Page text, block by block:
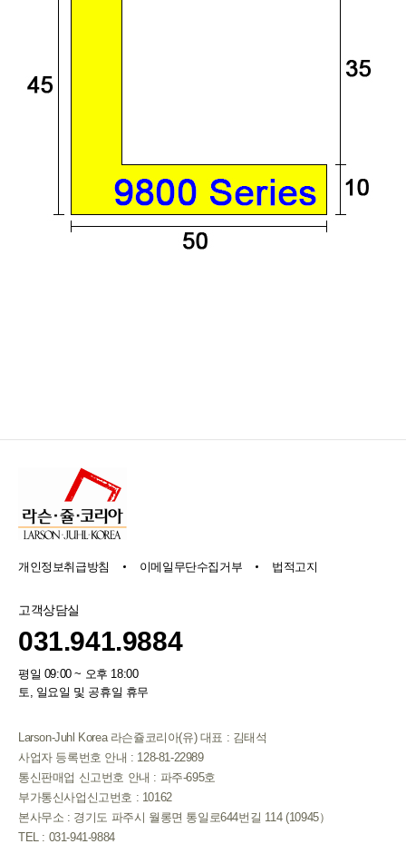
개인정보취급방침 이메일무단수집거부 법적고지
고객상담실
031.941.9884
평일 09:00 ~ 오후 18:00
토, 일요일 및 공휴일 휴무
Larson-Juhl Korea 라슨쥴코리아(유) 대표 : 김태석
사업자 등록번호 안내 : 128-81-22989
통신판매업 신고번호 안내 : 파주-695호
부가통신사업신고번호 : 10162
본사무소 : 경기도 파주시 월롱면 통일로644번길 114 (10945）
TEL : 031-941-9884